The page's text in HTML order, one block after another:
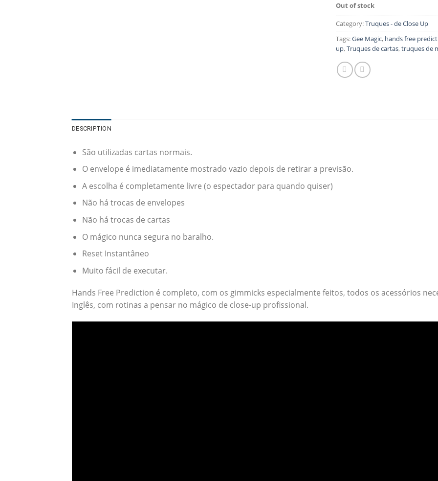
Out of stock
Category:Truques - de Close Up
Tags:Gee Magic, hands free
up,Truques de cartas,truques de
DESCRIPTION
São utilizadas cartas normais.
O envelope é imediatamente mostrado vazio depois de retirar a previsão.
A escolha é completamente livre (o espectador para quando quiser)
Não há trocas de envelopes
Não há trocas de cartas
O mágico nunca segura no baralho.
Reset Instantâneo
Muito fácil de executar.
Hands Free Prediction é completo, com os gimmicks especialmente feitos, todos os acessórios
Inglês, com rotinas a pensar no mágico de close-up profissional.